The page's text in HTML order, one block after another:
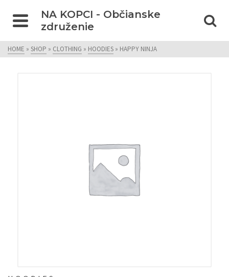
NA KOPCI - Občianske
združenie
HOME » SHOP » CLOTHING » HOODIES » HAPPY NINJA